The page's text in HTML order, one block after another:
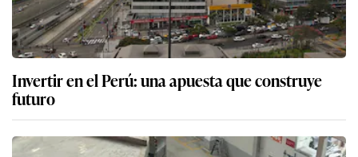
Invertir en el Perú: una apuesta que construye
futuro